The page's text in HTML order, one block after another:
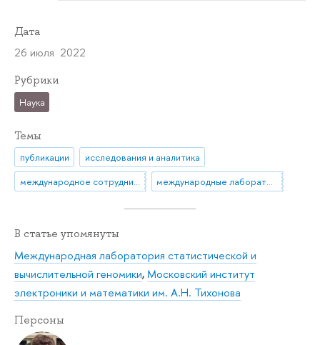
Дата
26 июля 2022
Рубрики
Наука
Темы
публикации
исследования и аналитика
международное сотрудничество
международные лаборатории
В статье упомянуты
Международная лаборатория статистической и
вычислительной геномики,Московский институт
электроники и математики им. А.Н. Тихонова
Персоны